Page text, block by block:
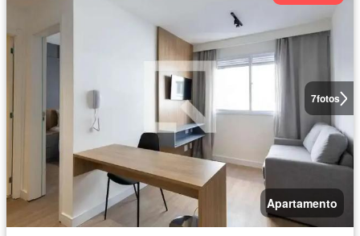
7fotos
Apartamento